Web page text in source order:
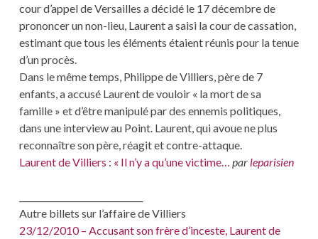
cour d’appel de Versailles a décidé le 17 décembre de
prononcer un non-lieu, Laurent a saisi la cour de cassation,
estimant que tous les éléments étaient réunis pour la tenue
d’un procès.
Dans le même temps, Philippe de Villiers, père de 7
enfants, a accusé Laurent de vouloir « la mort de sa
famille » et d’être manipulé par des ennemis politiques,
dans une interview au Point. Laurent, qui avoue ne plus
reconnaître son père, réagit et contre-attaque.
Laurent de Villiers : « Il n’y a qu’une victime…
par leparisien
Autre billets sur l’affaire de Villiers
23/12/2010 – Accusant son frère d’inceste, Laurent de